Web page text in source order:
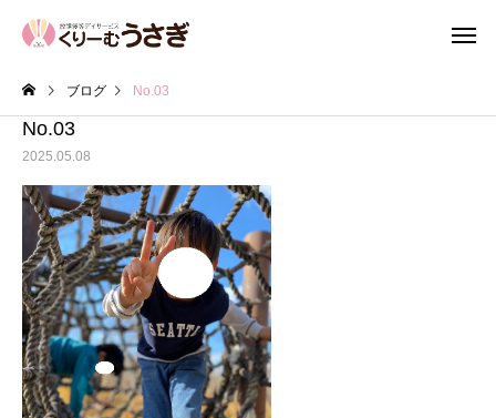
ブログ No.03
No.03
2025.05.08